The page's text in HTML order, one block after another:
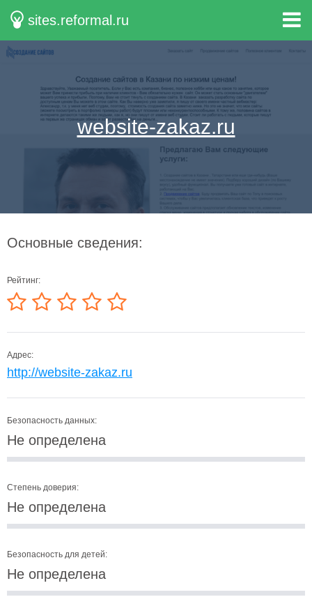
sites.reformal.ru
website-zakaz.ru
Основные сведения:
Рейтинг:
Адрес:
http://website-zakaz.ru
Безопасность данных:
Не определена
Степень доверия:
Не определена
Безопасность для детей:
Не определена